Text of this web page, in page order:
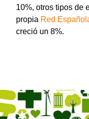
10%, otros tipos de
propia Red
creció un 8%.